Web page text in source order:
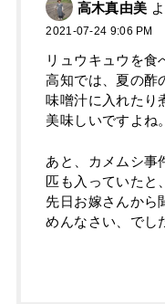
高木真由美
2021-07-24 9:06 PM
リュウキュウを食
高知では、夏の酢
味噌汁に入れたり
美味しいですよね。
あと、カメムシ事
匹も入っていたと、
先日お嫁さんから
めんなさい、でし